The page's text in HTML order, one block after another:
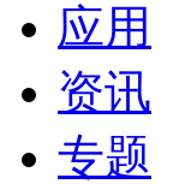
应用
资讯
专题